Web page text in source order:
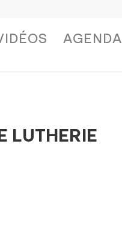
AGENDA
LUTHERIE